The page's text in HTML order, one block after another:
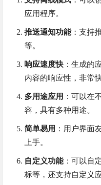
应用程序。
推送通知功能：支持
等。
响应速度快 ：生成的
内容的响应性，非常快
多用途应用 ：可以在
容，具有多种用途。
简单易用 ：用户界面
上手。
自定义功能：可以自
标等，还支持自定义